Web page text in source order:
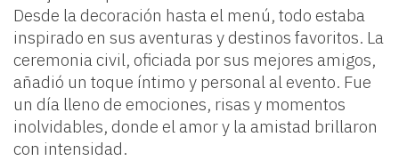
Desde la decoración hasta el menú, todo estaba
inspirado en sus aventuras y destinos favoritos. La
ceremonia civil, oficiada por sus mejores amigos,
añadió un toque íntimo y personal al evento. Fue
un día lleno de emociones, risas y momentos
inolvidables, donde el amor y la amistad brillaron
con intensidad.